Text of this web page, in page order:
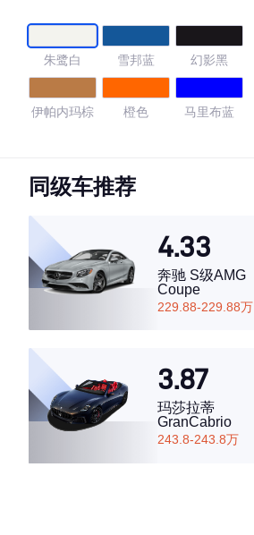
朱鹭白 雪邦蓝 幻影黑
伊帕内玛棕 橙色 马里布蓝
3.75
·外观表现较为优秀，优于100%同级车
·内饰表现一般，低于59%同级车
·空间表现一般，低于80%同级车
同级车推荐
4.33
奔驰 S级AMG
Coupe
229.88-229.88万
3.87
玛莎拉蒂
GranCabrio
243.8-243.8万